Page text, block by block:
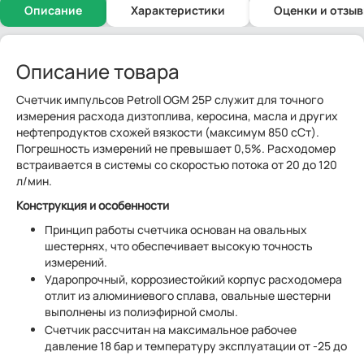
Описание Характеристики Оценки и
Описание товара
Счетчик импульсов Petroll OGM 25P служит для точного
измерения расхода дизтоплива, керосина, масла и других
нефтепродуктов схожей вязкости (максимум 850 сСт).
Погрешность измерений не превышает 0,5%. Расходомер
встраивается в системы со скоростью потока от 20 до 120
л/мин.
Конструкция и особенности
Принцип работы счетчика основан на овальных
шестернях, что обеспечивает высокую точность
измерений.
Ударопрочный, коррозиестойкий корпус расходомера
отлит из алюминиевого сплава, овальные шестерни
выполнены из полиэфирной смолы.
Счетчик рассчитан на максимальное рабочее
давление 18 бар и температуру эксплуатации от -25 до